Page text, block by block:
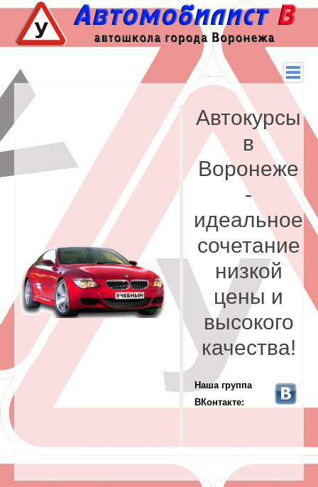
Автокурсы
в
Воронеже
-
идеальное
сочетание
низкой
цены и
высокого
качества!
Наша группа
ВКонтакте: